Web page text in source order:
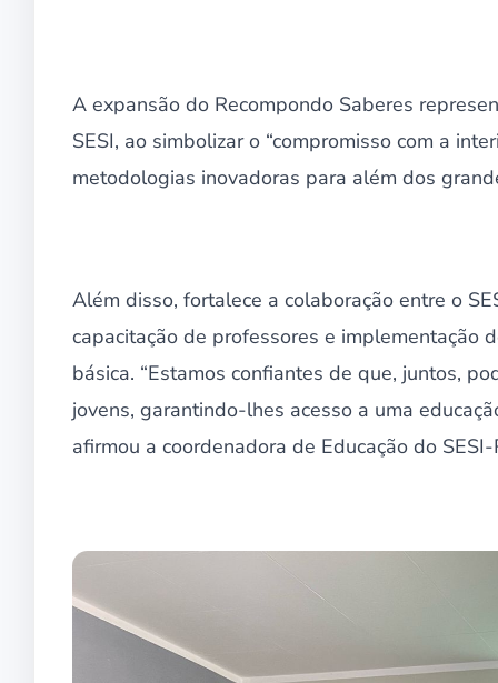
A expansão do Recompondo Saberes
SESI, ao simbolizar o “compromisso com a
metodologias inovadoras para além dos
Além disso, fortalece a colaboração entre o
capacitação de professores e implementação
básica. “Estamos confiantes de que, juntos,
jovens, garantindo-lhes acesso a uma
afirmou a coordenadora de Educação do SESI-